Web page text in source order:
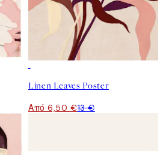
Linen Leaves Poster
Από 6,50 €13 €